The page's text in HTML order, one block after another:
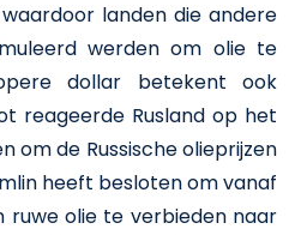
landen die andere
werden om olie te
dollar betekent ook
reageerde Rusland op het
om de Russische olieprijzen
heeft besloten om vanaf
ruwe olie te verbieden naar